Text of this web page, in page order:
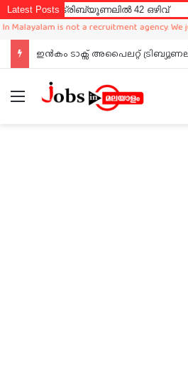
Latest Posts 42 ഒഴിവ് Cochin
is not a recruitment agency. We just
ഇൻകം ടാക്സ് അപൈലറ്റ്
Menu